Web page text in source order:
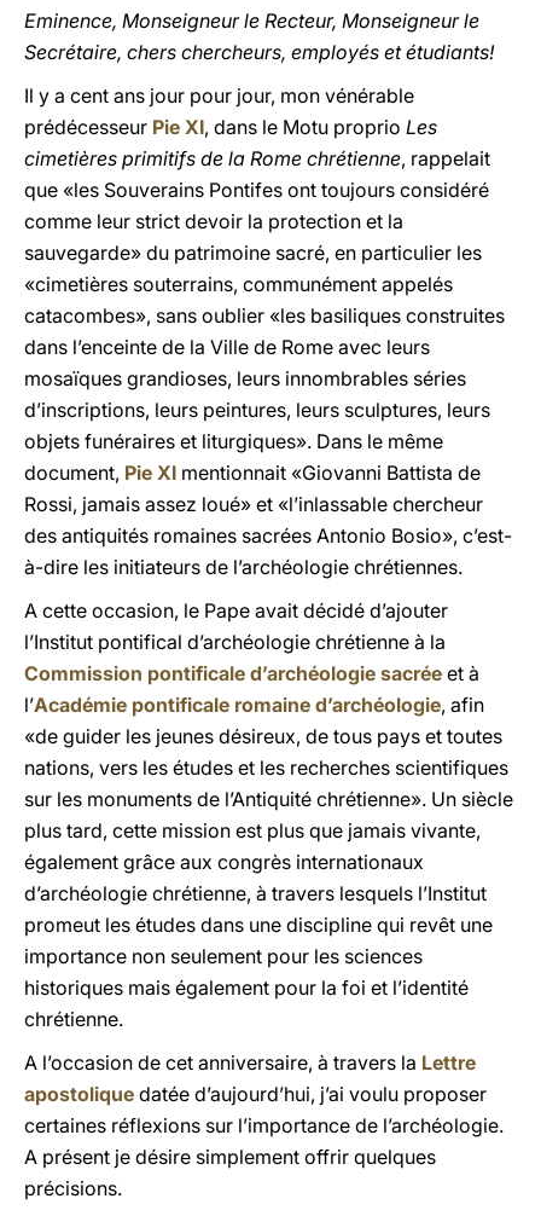
Eminence, Monseigneur le Recteur, Monseigneur le
Secrétaire, chers chercheurs, employés et étudiants!
Il y a cent ans jour pour jour, mon vénérable
prédécesseur Pie XI, dans le Motu proprio Les
cimetières primitifs de la Rome chrétienne, rappelait
que «les Souverains Pontifes ont toujours considéré
comme leur strict devoir la protection et la
sauvegarde» du patrimoine sacré, en particulier les
«cimetières souterrains, communément appelés
catacombes», sans oublier «les basiliques construites
dans l’enceinte de la Ville de Rome avec leurs
mosaïques grandioses, leurs innombrables séries
d’inscriptions, leurs peintures, leurs sculptures, leurs
objets funéraires et liturgiques». Dans le même
document, Pie XI mentionnait «Giovanni Battista de
Rossi, jamais assez loué» et «l’inlassable chercheur
des antiquités romaines sacrées Antonio Bosio», c’est-
à-dire les initiateurs de l’archéologie chrétiennes.
A cette occasion, le Pape avait décidé d’ajouter
l’Institut pontifical d’archéologie chrétienne à la
Commission pontificale d’archéologie sacrée et à
l’Académie pontificale romaine d’archéologie, afin
«de guider les jeunes désireux, de tous pays et toutes
nations, vers les études et les recherches scientifiques
sur les monuments de l’Antiquité chrétienne». Un siècle
plus tard, cette mission est plus que jamais vivante,
également grâce aux congrès internationaux
d’archéologie chrétienne, à travers lesquels l’Institut
promeut les études dans une discipline qui revêt une
importance non seulement pour les sciences
historiques mais également pour la foi et l’identité
chrétienne.
A l’occasion de cet anniversaire, à travers la Lettre
apostolique datée d’aujourd’hui, j’ai voulu proposer
certaines réflexions sur l’importance de l’archéologie.
A présent je désire simplement offrir quelques
précisions.